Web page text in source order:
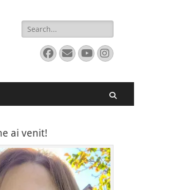
Search
for:
Facebook
EmailYouTube
Instagram
ai venit!